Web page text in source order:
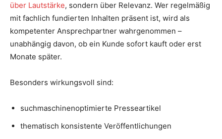
über Lautstärke, sondern über Relevanz. Wer regelmäßig
mit fachlich fundierten Inhalten präsent ist, wird als
kompetenter Ansprechpartner wahrgenommen –
unabhängig davon, ob ein Kunde sofort kauft oder erst
Monate später.
Besonders wirkungsvoll sind:
suchmaschinenoptimierte Presseartikel
thematisch konsistente Veröffentlichungen